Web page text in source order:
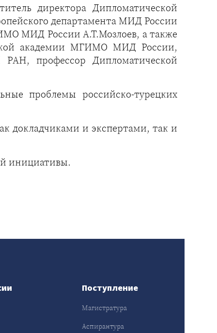
директора Дипломатической
департамента МИД России
МИД России А.Т.Мозлоев, а также
академии МГИМО МИД России,
профессор Дипломатической
проблемы российско-турецких
докладчиками и экспертами, так и
инициативы.
Поступление
Магистратура
Аспирантура